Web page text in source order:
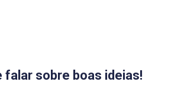
falar sobre boas ideias!